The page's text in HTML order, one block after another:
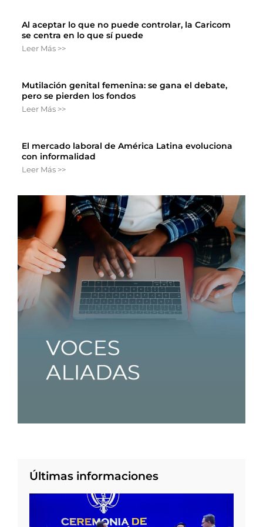
Al aceptar lo que no puede controlar, la Caricom
se centra en lo que sí puede
Leer Más >>
Mutilación genital femenina: se gana el debate,
pero se pierden los fondos
Leer Más >>
El mercado laboral de América Latina evoluciona
con informalidad
Leer Más >>
Últimas informaciones